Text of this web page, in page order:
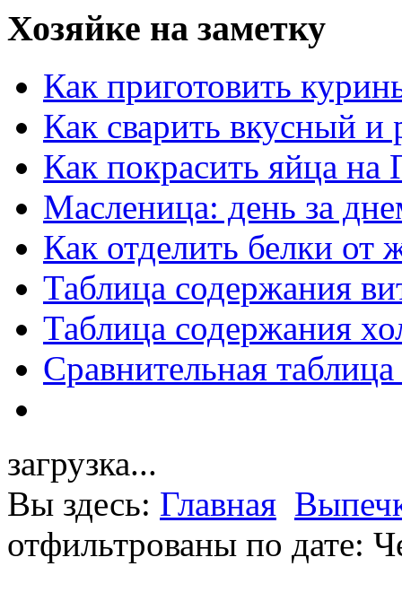
Хозяйке на заметку
Как приготовить
Как сварить вкусный и
Как покрасить яйца на
Масленица: день за
Как отделить белки от
Таблица содержания
Таблица содержания
Сравнительная
загрузка...
Вы здесь: Главная
отфильтрованы по дате: